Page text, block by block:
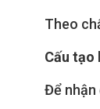
Theo
Cấu tạo
Để nhận